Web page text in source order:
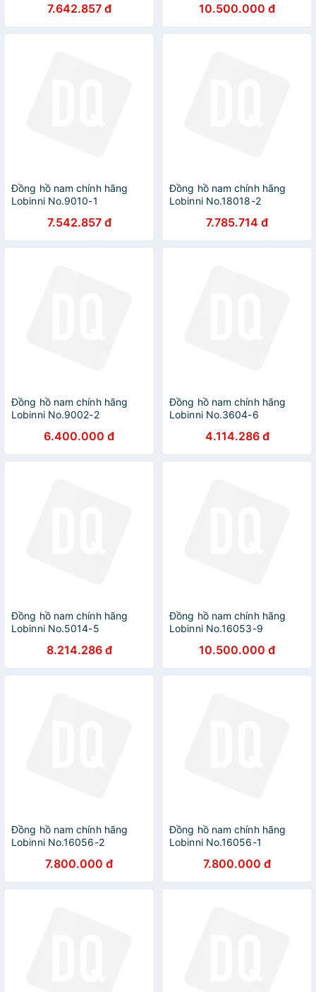
7.642.857 đ 10.500.000 đ
Đồng hồ nam chính hãng
Lobinni No.9010-1
7.542.857 đ
Đồng hồ nam chính hãng
Lobinni No.18018-2
7.785.714 đ
Đồng hồ nam chính hãng
Lobinni No.9002-2
6.400.000 đ
Đồng hồ nam chính hãng
Lobinni No.3604-6
4.114.286 đ
Đồng hồ nam chính hãng
Lobinni No.5014-5
8.214.286 đ
Đồng hồ nam chính hãng
Lobinni No.16053-9
10.500.000 đ
Đồng hồ nam chính hãng
Lobinni No.16056-2
7.800.000 đ
Đồng hồ nam chính hãng
Lobinni No.16056-1
7.800.000 đ